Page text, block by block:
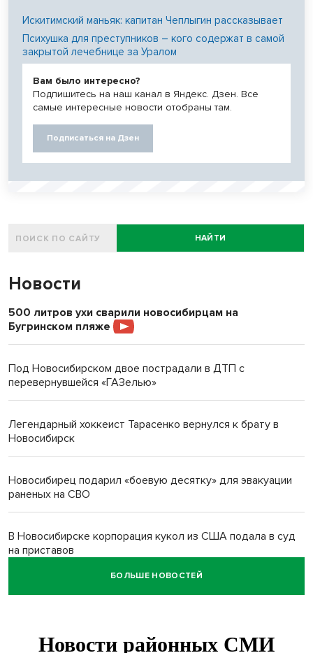
Искитимский маньяк: капитан Чеплыгин рассказывает
Психушка для преступников – кого содержат в самой
закрытой лечебнице за Уралом
Вам было интересно?
Подпишитесь на наш канал в Яндекс. Дзен. Все
самые интересные новости отобраны там.
Подписаться на Дзен
НАЙТИ
Новости
500 литров ухи сварили новосибирцам на
Бугринском пляже
Под Новосибирском двое пострадали в ДТП с
перевернувшейся «ГАЗелью»
Легендарный хоккеист Тарасенко вернулся к брату в
Новосибирск
Новосибирец подарил «боевую десятку» для эвакуации
раненых на СВО
В Новосибирске корпорация кукол из США подала в суд
на приставов
БОЛЬШЕ НОВОСТЕЙ